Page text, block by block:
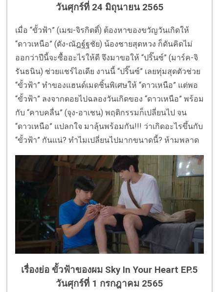
วันศุกร์ที่ 24 มิถุนายน 2565
เมื่อ “ขั้วฟ้า” (เมฆ-จิรกิตติ์) ต้องหาของขวัญวันเกิดให้
“ดาวเหนือ” (ดัง-ณัฎฐ์ฐชัย) น้องชายสุดหวง ก็ดันคิดไม่
ออกว่าปีนี้จะซื้ออะไรให้ดี จึงมาขอให้ “ปริ๊นซ์” (มาร์ค-จิ
รันธนิน) ช่วยแชร์ไอเดีย งานนี้ “ปริ๊นซ์” เลยทุ่มสุดตัวช่วย
“ขั้วฟ้า” ทำของแฮนด์เมดชิ้นพิเศษให้ “ดาวเหนือ” แต่พอ
“ขั้วฟ้า” ลงจากดอยไปฉลองวันเกิดของ “ดาวเหนือ” พร้อม
กับ “คาบคลื่น” (จุง-อาเชน) พฤติกรรมก็เปลี่ยนไป จน
“ดาวเหนือ” แปลกใจ มาลุ้นพร้อมกัน!!! ว่าเกิดอะไรขึ้นกับ
“ขั้วฟ้า” กันแน่? ทำไมเปลี่ยนไปมากขนาดนี้? ห้ามพลาด
เรื่องย่อ ขั้วฟ้าของผม Sky In Your Heart EP.5
วันศุกร์ที่ 1 กรกฎาคม 2565